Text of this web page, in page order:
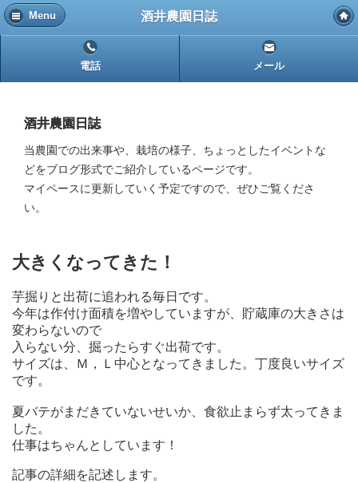
Menu 酒井農園日誌
電話 メール
酒井農園日誌
当農園での出来事や、栽培の様子、ちょっとしたイベントな
どをブログ形式でご紹介しているページです。
マイペースに更新していく予定ですので、ぜひご覧くださ
い。
大きくなってきた！
芋掘りと出荷に追われる毎日です。
今年は作付け面積を増やしていますが、貯蔵庫の大きさは
変わらないので
入らない分、掘ったらすぐ出荷です。
サイズは、Ｍ，Ｌ中心となってきました。丁度良いサイズ
です。
夏バテがまだきていないせいか、食欲止まらず太ってきま
した。
仕事はちゃんとしています！
記事の詳細を記述します。